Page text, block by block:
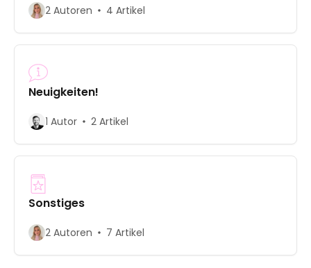
2 Autoren 4 Artikel
Neuigkeiten!
1 Autor 2 Artikel
Sonstiges
2 Autoren 7 Artikel